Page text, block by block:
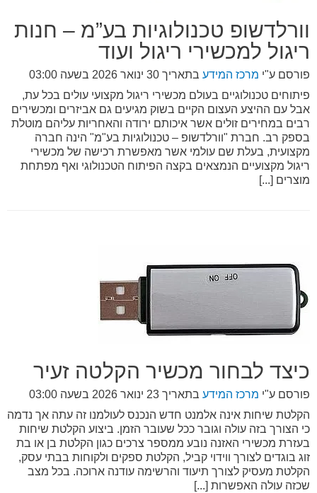
וורלדשופ טכנולוגיות בע”מ – חנות
ריגול למכשירי ריגול ועוד
פורסם ע"י מרכז המידע בתאריך 30 ינואר 2026 בשעה 03:00
פיתוחים טכנולוגיים בעולם מכשירי ריגול מקצועי עולים בכל עת,
אבל עם ההיצע העצום הקיים בשוק מגיעים גם אביזרים ומכשירים
רבים במחירים זולים אשר איכותם ירודה והאחריות עליהם מוטלת
בספק רב. חברת "וורלדשופ – טכנולוגיות בע"מ" הינה חברה
מקצועית, בעלת שם עולמי אשר מאפשרת רכישה של מכשירי
ריגול מקצועיים הנמצאים בקצה הפיתוח הטכנולוגי ואף מפתחת
מוצרים [...]
כיצד לבחור מכשיר הקלטה זעיר
פורסם ע"י מרכז המידע בתאריך 23 ינואר 2026 בשעה 03:00
הקלטת שיחות אינה אלמנט חדש הנכנס לעולמנו זה עתה אך נדמה
כי הצורך בזה עולה וגובר ככל שעובר הזמן. ביצוע הקלטת שיחות
בעזרת מכשירי האזנה נובע ממספר צרכים כגון הקלטת בן או בת
זוג בוגדים לצורך ווידוי קביל, הקלטת ספקים ולקוחות בבתי עסק,
הקלטת מעסיק לצורך תיעוד והרשימה עודנה ארוכה. בכל מצב
שכזה עולה האפשרות [...]